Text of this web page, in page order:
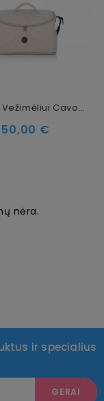
Krepšys Vežimėliui Cavoe Axo Shine Champagne
Kaina
50,00 €
nėra.
ir specialius